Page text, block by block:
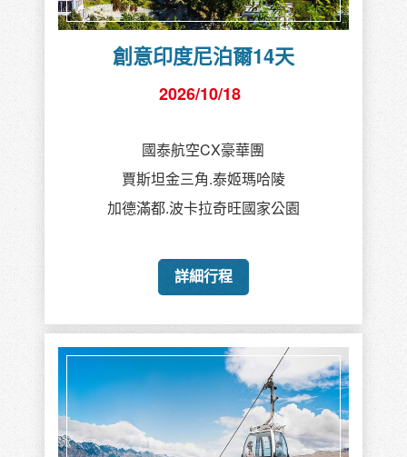
創意印度尼泊爾14天
2026/10/18
國泰航空CX豪華團
賈斯坦金三角.泰姬瑪哈陵
加德滿都.波卡拉奇旺國家公園
詳細行程